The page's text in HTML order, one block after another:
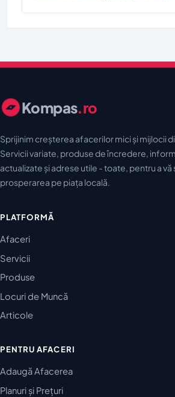
Kompas.ro
Sprijinim creșterea afacerilor mici și mijlocii
Servicii variate, produse de încredere,
actualizate și adrese utile - toate, pentru a vă
prosperarea pe piața locală.
PLATFORMĂ
Afaceri
Servicii
Produse
Locuri de Muncă
Articole
PENTRU AFACERI
Adaugă Afacerea
Planuri și Prețuri